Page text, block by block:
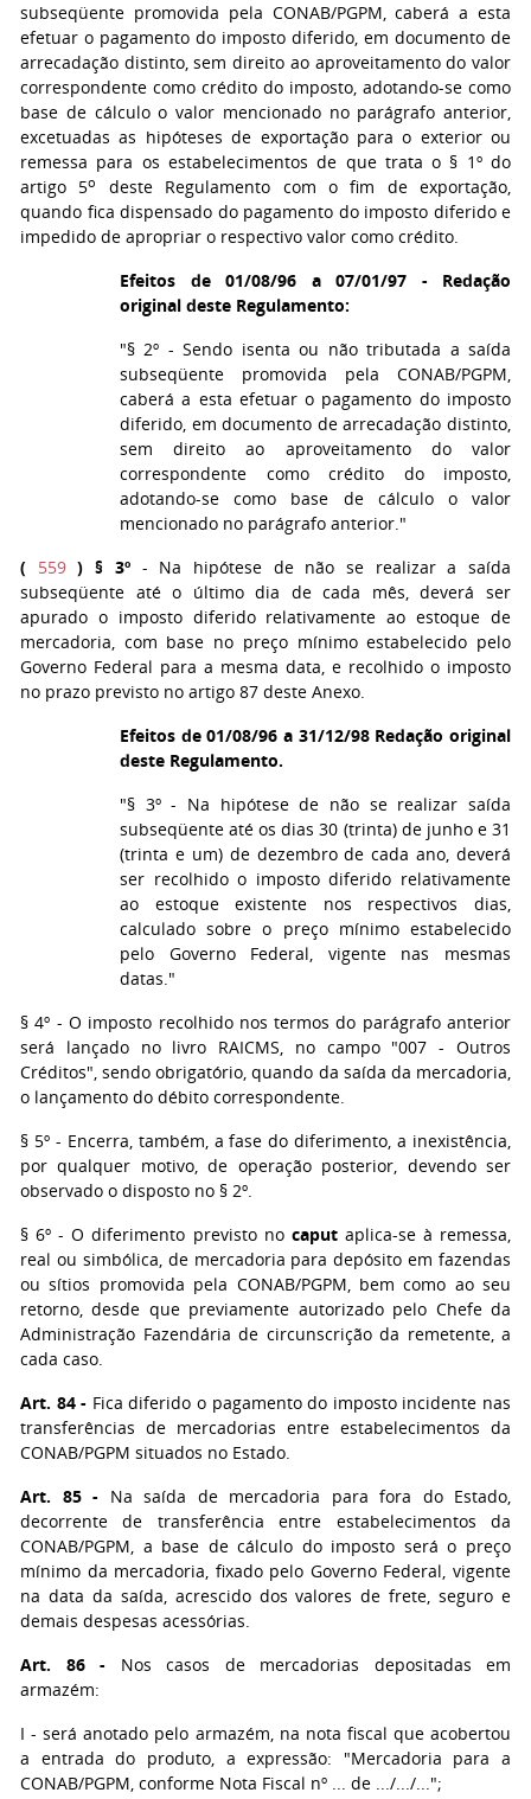
subseqüente promovida pela CONAB/PGPM, caberá a esta
efetuar o pagamento do imposto diferido, em documento de
arrecadação distinto, sem direito ao aproveitamento do valor
correspondente como crédito do imposto, adotando-se como
base de cálculo o valor mencionado no parágrafo anterior,
excetuadas as hipóteses de exportação para o exterior ou
remessa para os estabelecimentos de que trata o § 1º do
artigo 5o
deste Regulamento com o fim de exportação,
quando fica dispensado do pagamento do imposto diferido e
impedido de apropriar o respectivo valor como crédito.
Efeitos de 01/08/96 a 07/01/97 - Redação
original deste Regulamento:
"§ 2º - Sendo isenta ou não tributada a saída
subseqüente promovida pela CONAB/PGPM,
caberá a esta efetuar o pagamento do imposto
diferido, em documento de arrecadação distinto,
sem direito ao aproveitamento do valor
correspondente como crédito do imposto,
adotando-se como base de cálculo o valor
mencionado no parágrafo anterior."
(
559 )§ 3º - Na hipótese de não se realizar a saída
subseqüente até o último dia de cada mês, deverá ser
apurado o imposto diferido relativamente ao estoque de
mercadoria, com base no preço mínimo estabelecido pelo
Governo Federal para a mesma data, e recolhido o imposto
no prazo previsto no artigo 87 deste Anexo.
Efeitos de 01/08/96 a 31/12/98 Redação original
deste Regulamento.
"§ 3º - Na hipótese de não se realizar saída
subseqüente até os dias 30 (trinta) de junho e 31
(trinta e um) de dezembro de cada ano, deverá
ser recolhido o imposto diferido relativamente
ao estoque existente nos respectivos dias,
calculado sobre o preço mínimo estabelecido
pelo Governo Federal, vigente nas mesmas
datas."
§ 4º - O imposto recolhido nos termos do parágrafo anterior
será lançado no livro RAICMS, no campo "007 - Outros
Créditos", sendo obrigatório, quando da saída da mercadoria,
o lançamento do débito correspondente.
§ 5º- Encerra, também, a fase do diferimento, a inexistência,
por qualquer motivo, de operação posterior, devendo ser
observado o disposto no § 2º.
§ 6º - O diferimento previsto no caputaplica-se à remessa,
real ou simbólica, de mercadoria para depósito em fazendas
ou sítios promovida pela CONAB/PGPM, bem como ao seu
retorno, desde que previamente autorizado pelo Chefe da
Administração Fazendária de circunscrição da remetente, a
cada caso.
Art. 84 - Fica diferido o pagamento do imposto incidente nas
transferências de mercadorias entre estabelecimentos da
CONAB/PGPM situados no Estado.
Art. 85 - Na saída de mercadoria para fora do Estado,
decorrente de transferência entre estabelecimentos da
CONAB/PGPM, a base de cálculo do imposto será o preço
mínimo da mercadoria, fixado pelo Governo Federal, vigente
na data da saída, acrescido dos valores de frete, seguro e
demais despesas acessórias.
Art. 86- Nos casos de mercadorias depositadas em
armazém:
I - será anotado pelo armazém, na nota fiscal que acobertou
a entrada do produto, a expressão: "Mercadoria para a
CONAB/PGPM, conforme Nota Fiscal nº ... de .../.../...";